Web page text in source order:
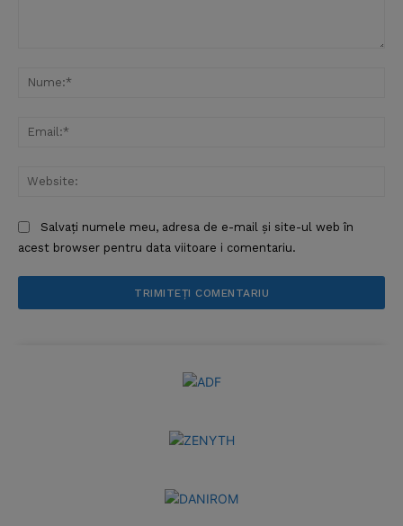
Salvați numele meu, adresa de e-mail și site-ul web în
acest browser pentru data viitoare i comentariu.